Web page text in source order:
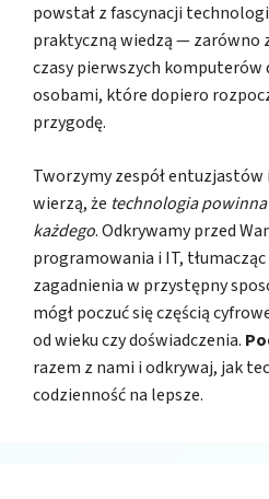
powstał z fascynacji
praktyczną wiedzą —
czasy pierwszych komputerów
osobami, które dopiero
przygodę.
Tworzymy zespół
wierzą, że technologia
każdego. Odkrywamy przed
programowania i IT,
zagadnienia w przystępny
mógł poczuć się częścią
od wieku czy doświadczenia.
razem z nami i odkrywaj, jak
codzienność na lepsze.